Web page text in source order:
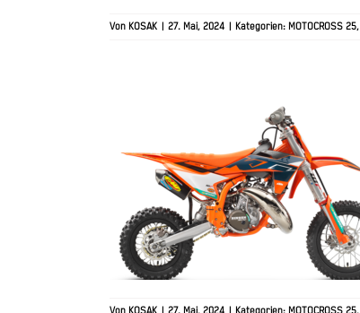
Von KOSAK 27. Mai, 2024 Kategorien: MOTOCROSS 25,
2025 KTM 50 SX FACTORY
EDITION